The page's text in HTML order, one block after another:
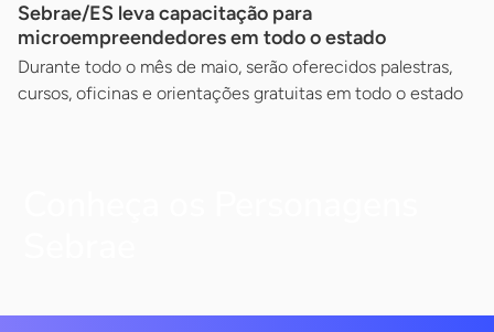
Sebrae/ES leva capacitação para
microempreendedores em todo o estado
Durante todo o mês de maio, serão oferecidos palestras,
cursos, oficinas e orientações gratuitas em todo o estado